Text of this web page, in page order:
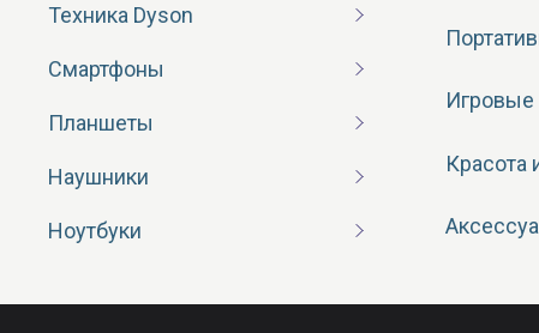
Техника Dyson
Смартфоны
Планшеты
Наушники
Ноутбуки
Игровые
Красота